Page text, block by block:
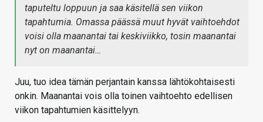
taputeltu loppuun ja saa käsitellä sen viikon
tapahtumia. Omassa päässä muut hyvät vaihtoehdot
voisi olla maanantai tai keskiviikko, tosin maanantai
nyt on maanantai…
Juu, tuo idea tämän perjantain kanssa lähtökohtaisesti
onkin. Maanantai vois olla toinen vaihtoehto edellisen
viikon tapahtumien käsittelyyn.